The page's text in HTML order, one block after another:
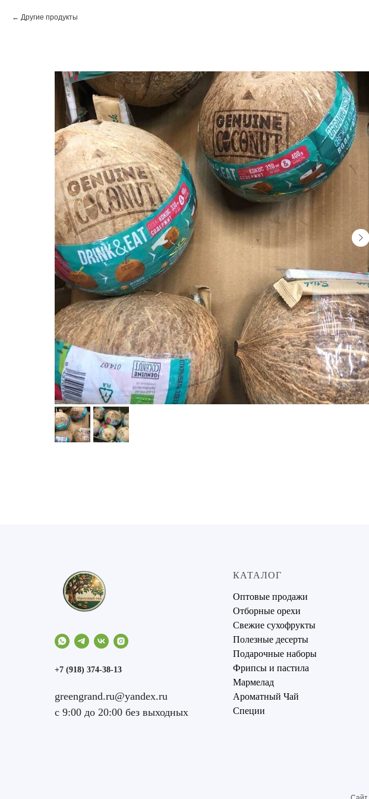
Другие продукты
+7 (918) 374-38-13
greengrand.ru@yandex.ru
с 9:00 до 20:00 без выходных
КАТАЛОГ
Оптовые продажи
Отборные орехи
Свежие сухофрукты
Полезные десерты
Подарочные наборы
Фрипсы и пастила
Мармелад
Ароматный Чай
Специи